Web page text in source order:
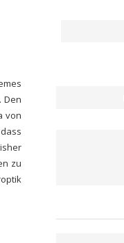
Den
von
zu